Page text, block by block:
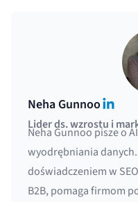
Neha GunnooLinkedIn
Lider ds. wzrostu i
Neha Gunnoo pisze o
wyodrębniania
doświadczeniem w
B2B, pomaga firmom